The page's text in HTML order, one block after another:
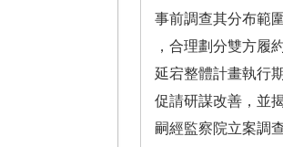
事前調查其分布範
，合理劃分雙方履
延宕整體計畫執行
促請研謀改善，並
嗣經監察院立案調